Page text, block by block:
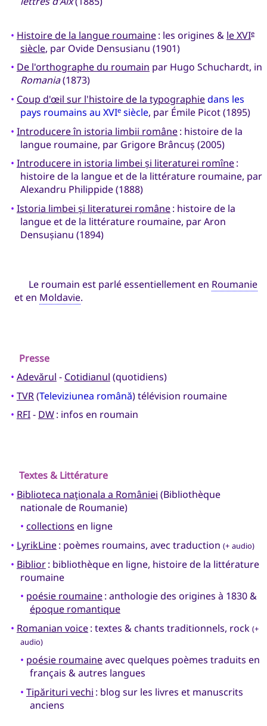
• Histoire de la langue roumaine: les origines & le XVIe
siècle, par Ovide Densusianu (1901)
• De l'orthographe du roumain par Hugo Schuchardt, in
Romania(1873)
• Coup d'œil sur l'histoire de la typographiedans les
pays roumains au XVIesiècle, par Émile Picot (1895)
• Introducere în istoria limbii române: histoire de la
langue roumaine, par Grigore Brâncuș (2005)
• Introducere in istoria limbei și literaturei romîne:
histoire de la langue et de la littérature roumaine, par
Alexandru Philippide (1888)
• Istoria limbei și literaturei române: histoire de la
langue et de la littérature roumaine, par Aron
Densușianu (1894)
Le roumain est parlé essentiellement en Roumanie
et en Moldavie.
Presse
• Adevărul - Cotidianul (quotidiens)
• TVR(Televiziunea română) télévision roumaine
• RFI- DW: infos en roumain
Textes & Littérature
• Biblioteca naţionala a României (Bibliothèque
nationale de Roumanie)
• collections en ligne
• LyrikLine: poèmes roumains, avec traduction (+ audio)
• Biblior: bibliothèque en ligne, histoire de la littérature
roumaine
• poésie roumaine: anthologie des origines à 1830 &
époque romantique
• Romanian voice: textes & chants traditionnels, rock (+
audio)
• poésie roumaineavec quelques poèmes traduits en
français & autres langues
• Tipărituri vechi : blog sur les livres et manuscrits
anciens